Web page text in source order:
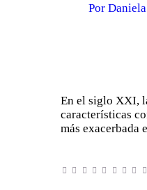
Por
En el siglo XXI,
características
más